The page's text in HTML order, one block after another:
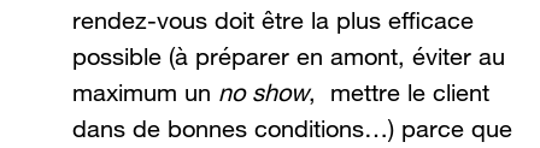
rendez-vous doit être la plus efficace
possible (à préparer en amont, éviter au
maximum un no show, mettre le client
dans de bonnes conditions…) parce que